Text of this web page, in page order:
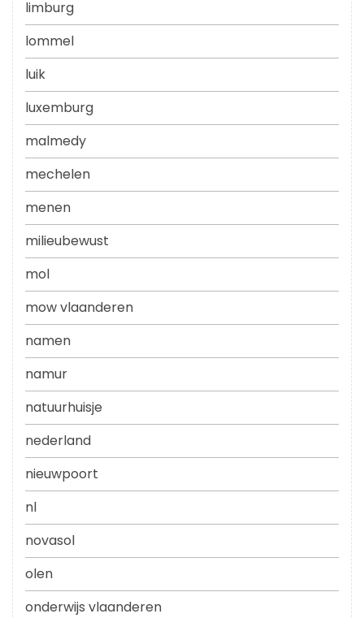
limburg
lommel
luik
luxemburg
malmedy
mechelen
menen
milieubewust
mol
mow vlaanderen
namen
namur
natuurhuisje
nederland
nieuwpoort
nl
novasol
olen
onderwijs vlaanderen